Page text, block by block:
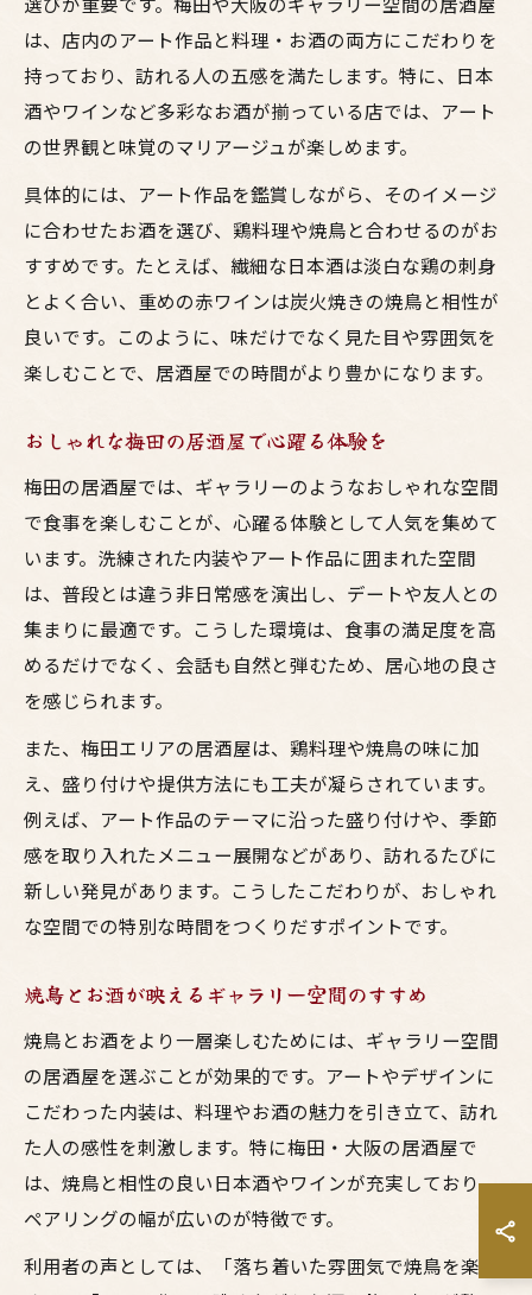
は、店内のアート作品と料理・お酒の両方にこだわりを
持っており、訪れる人の五感を満たします。特に、日本
酒やワインなど多彩なお酒が揃っている店では、アート
の世界観と味覚のマリアージュが楽しめます。
具体的には、アート作品を鑑賞しながら、そのイメージ
に合わせたお酒を選び、鶏料理や焼鳥と合わせるのがお
すすめです。たとえば、繊細な日本酒は淡白な鶏の刺身
とよく合い、重めの赤ワインは炭火焼きの焼鳥と相性が
良いです。このように、味だけでなく見た目や雰囲気を
楽しむことで、居酒屋での時間がより豊かになります。
おしゃれな梅田の居酒屋で心躍る体験を
梅田の居酒屋では、ギャラリーのようなおしゃれな空間
で食事を楽しむことが、心躍る体験として人気を集めて
います。洗練された内装やアート作品に囲まれた空間
は、普段とは違う非日常感を演出し、デートや友人との
集まりに最適です。こうした環境は、食事の満足度を高
めるだけでなく、会話も自然と弾むため、居心地の良さ
を感じられます。
また、梅田エリアの居酒屋は、鶏料理や焼鳥の味に加
え、盛り付けや提供方法にも工夫が凝らされています。
例えば、アート作品のテーマに沿った盛り付けや、季節
感を取り入れたメニュー展開などがあり、訪れるたびに
新しい発見があります。こうしたこだわりが、おしゃれ
な空間での特別な時間をつくりだすポイントです。
焼鳥とお酒が映えるギャラリー空間のすすめ
焼鳥とお酒をより一層楽しむためには、ギャラリー空間
の居酒屋を選ぶことが効果的です。アートやデザインに
こだわった内装は、料理やお酒の魅力を引き立て、訪れ
た人の感性を刺激します。特に梅田・大阪の居酒屋で
は、焼鳥と相性の良い日本酒やワインが充実しており、
ペアリングの幅が広いのが特徴です。
利用者の声としては、「落ち着いた雰囲気で焼鳥を楽し